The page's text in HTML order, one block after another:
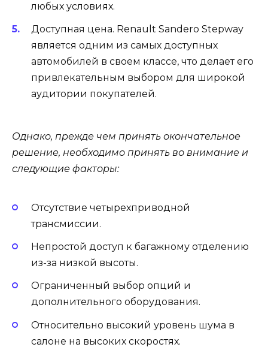
любых условиях.
Доступная цена. Renault Sandero Stepway
является одним из самых доступных
автомобилей в своем классе, что делает его
привлекательным выбором для широкой
аудитории покупателей.
Однако, прежде чем принять окончательное
решение, необходимо принять во внимание и
следующие факторы:
Отсутствие четырехприводной
трансмиссии.
Непростой доступ к багажному отделению
из-за низкой высоты.
Ограниченный выбор опций и
дополнительного оборудования.
Относительно высокий уровень шума в
салоне на высоких скоростях.